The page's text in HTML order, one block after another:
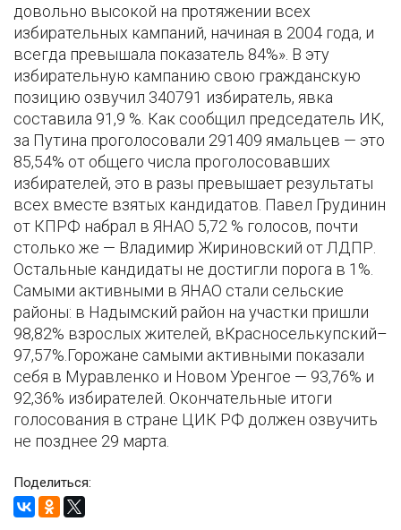
довольно высокой на протяжении всех
избирательных кампаний, начиная в 2004 года, и
всегда превышала показатель 84%». В эту
избирательную кампанию свою гражданскую
позицию озвучил 340791 избиратель, явка
составила 91,9 %. Как сообщил председатель ИК,
за Путина проголосовали 291409 ямальцев — это
85,54% от общего числа проголосовавших
избирателей, это в разы превышает результаты
всех вместе взятых кандидатов. Павел Грудинин
от КПРФ набрал в ЯНАО 5,72 % голосов, почти
столько же — Владимир Жириновский от ЛДПР.
Остальные кандидаты не достигли порога в 1%.
Самыми активными в ЯНАО стали сельские
районы: в Надымский район на участки пришли
98,82% взрослых жителей, вКрасноселькупский–
97,57%.Горожане самыми активными показали
себя в Муравленко и Новом Уренгое — 93,76% и
92,36% избирателей. Окончательные итоги
голосования в стране ЦИК РФ должен озвучить
не позднее 29 марта.
Поделиться: